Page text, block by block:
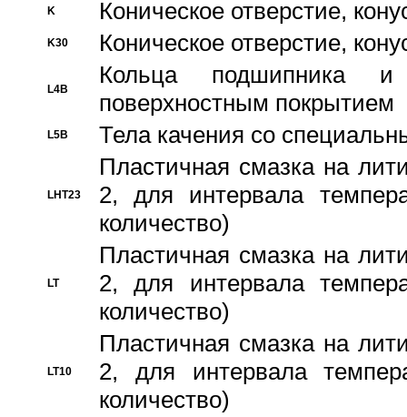
K Коническое отверстие,
K30 Коническое отверстие,
L4B
Кольца подшипника
поверхностным покрытием
L5B Тела качения со
LHT23
Пластичная смазка на
2, для интервала
количество)
LT
Пластичная смазка на
2, для интервала
количество)
LT10
Пластичная смазка на
2, для интервала
количество)